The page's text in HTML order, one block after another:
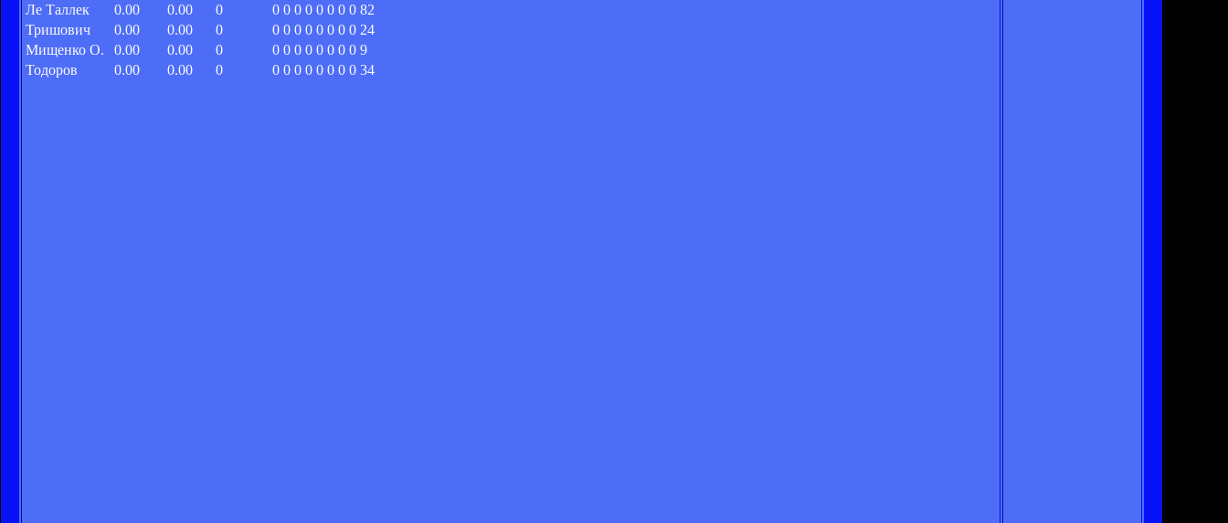
Ле Таллек
0.00 0.00 0 0 0 0 0 0 0 0 0 82
Тришович
0.00 0.00 0 0 0 0 0 0 0 0 0 24
Мищенко О.
0.00 0.00 0 0 0 0 0 0 0 0 0 9
Тодоров
0.00 0.00 0 0 0 0 0 0 0 0 0 34